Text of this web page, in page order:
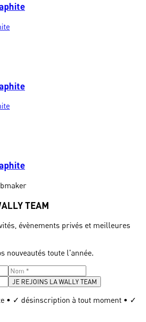
TEAM
évènements privés et meilleures
nouveautés toute l'année.
JE REJOINS LA WALLY TEAM
• ✓ désinscription à tout moment • ✓